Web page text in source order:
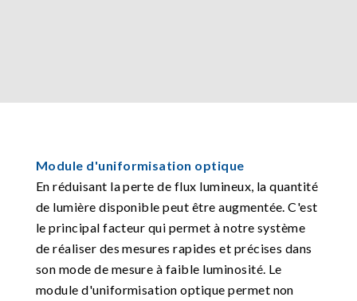
Module d'uniformisation optique
En réduisant la perte de flux lumineux, la quantité
de lumière disponible peut être augmentée. C'est
le principal facteur qui permet à notre système
de réaliser des mesures rapides et précises dans
son mode de mesure à faible luminosité. Le
module d'uniformisation optique permet non